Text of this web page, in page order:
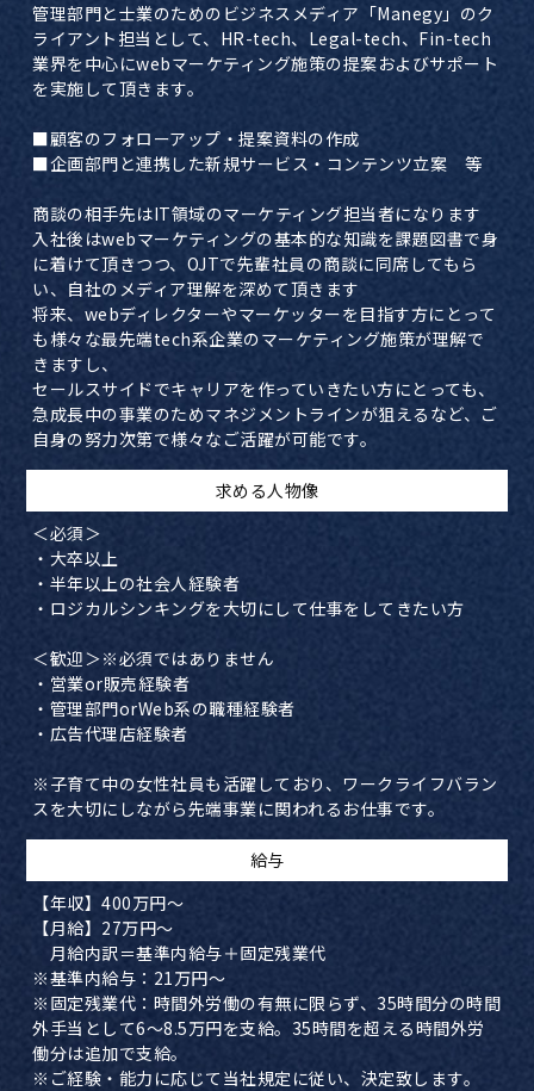
管理部門と士業のためのビジネスメディア「Manegy」のク
ライアント担当として、HR-tech、Legal-tech、Fin-tech
業界を中心にwebマーケティング施策の提案およびサポート
を実施して頂きます。
■顧客のフォローアップ・提案資料の作成
■企画部門と連携した新規サービス・コンテンツ立案 等
商談の相手先はIT領域のマーケティング担当者になります
入社後はwebマーケティングの基本的な知識を課題図書で身
に着けて頂きつつ、OJTで先輩社員の商談に同席してもら
い、自社のメディア理解を深めて頂きます
将来、webディレクターやマーケッターを目指す方にとって
も様々な最先端tech系企業のマーケティング施策が理解で
きますし、
セールスサイドでキャリアを作っていきたい方にとっても、
急成長中の事業のためマネジメントラインが狙えるなど、ご
自身の努力次第で様々なご活躍が可能です。
​求める人物像
＜必須＞
・大卒以上
・半年以上の社会人経験者
・ロジカルシンキングを大切にして仕事をしてきたい方
＜歓迎＞※必須ではありません
・営業or販売経験者
・管理部門orWeb系の職種経験者
・広告代理店経験者
※子育て中の女性社員も活躍しており、ワークライフバラン
スを大切にしながら先端事業に関われるお仕事です。
​給与
【年収】400万円～
【月給】27万円～
月給内訳＝基準内給与＋固定残業代
※基準内給与：21万円～
※固定残業代：時間外労働の有無に限らず、35時間分の時間
外手当として6～8.5万円を支給。35時間を超える時間外労
働分は追加で支給。
※ご経験・能力に応じて当社規定に従い、決定致します。